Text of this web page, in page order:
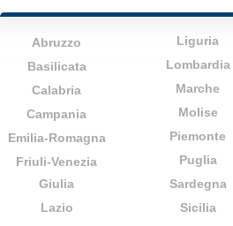
Abruzzo
Basilicata
Calabria
Campania
Emilia-Romagna
Friuli-Venezia
Giulia
Lazio
Liguria
Lombardia
Marche
Molise
Piemonte
Puglia
Sardegna
Sicilia